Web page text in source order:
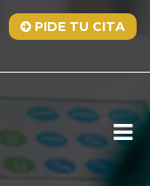
PIDE TU CITA